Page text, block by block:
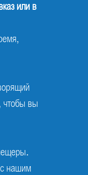
или в
чтобы вы
нашим